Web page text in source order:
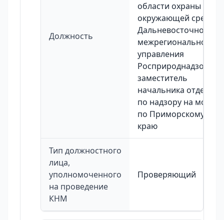
Должность
области охраны
окружающей среды
Дальневосточного
межрегионального
управления
Росприроднадзора,
заместитель
начальника отдела
по надзору на море
по Приморскому
краю
Тип должностного
лица,
уполномоченного
на проведение
КНМ
Проверяющий